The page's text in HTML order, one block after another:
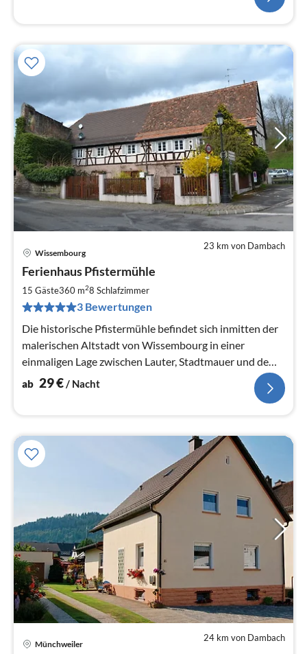
23 km von Dambach
Wissembourg
Ferienhaus Pfistermühle
15 Gäste360 m28 Schlafzimmer
3 Bewertungen
Die historische Pfistermühle befindet sich inmitten der
malerischen Altstadt von Wissembourg in einer
einmaligen Lage zwischen Lauter, Stadtmauer und dem
St. Peter und Paul Abtei.
ab 29€/ Nacht
24 km von Dambach
Münchweiler